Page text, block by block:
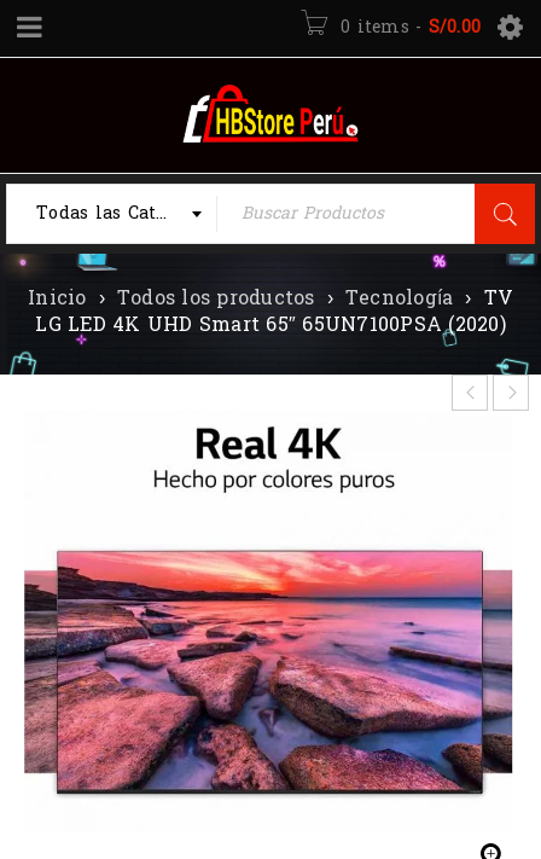
0 items - S/0.00
Todas las Categorias
Inicio › Todos los productos › Tecnología › TV
LG LED 4K UHD Smart 65″ 65UN7100PSA (2020)